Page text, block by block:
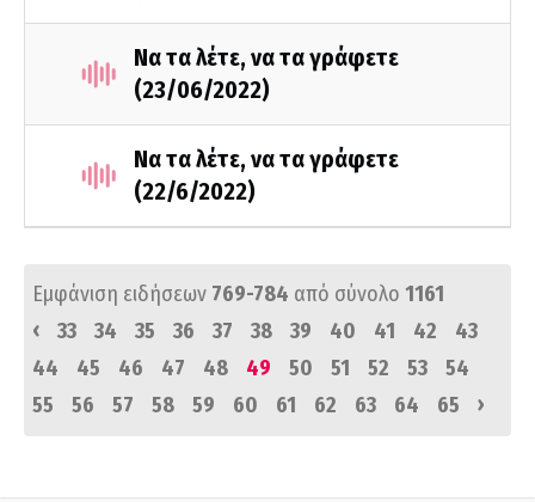
Να τα λέτε, να τα γράφετε
(23/06/2022)
Να τα λέτε, να τα γράφετε
(22/6/2022)
Εμφάνιση ειδήσεων 769-784 από σύνολο 1161
‹
33 34 35 36 37 38 39 40 41 42
43
44
45 46 47 48 49 50 51 52 53
54
55
56 57 58 59 60 61 62 63 64 65 ›